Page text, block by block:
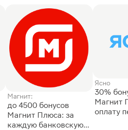
Магнит:
до 4500 бонусов
Магнит Плюса: за
каждую банковскую
Ясно
30%
Магнит
оплату